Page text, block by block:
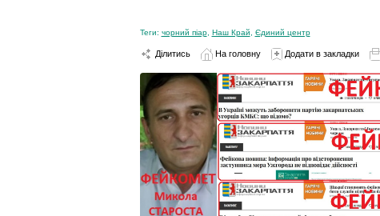
Теги: чорний піар, Наш Край Єдиний центр
Ділитись На головну Додати в закладки